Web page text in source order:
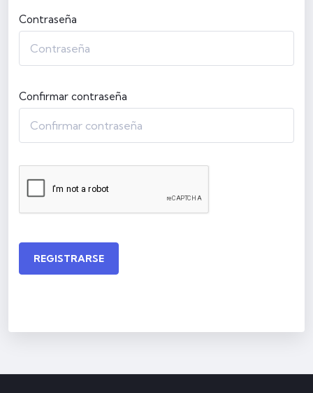
Contraseña
Confirmar contraseña
REGISTRARSE